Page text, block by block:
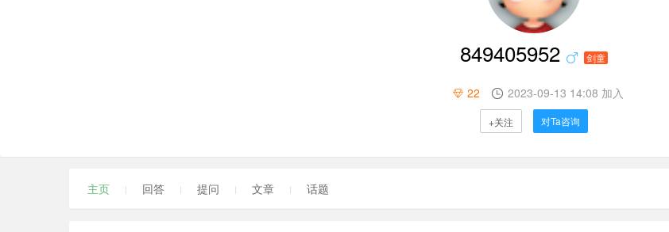
849405952 剑童
22 2023-09-13 14:08 加入
+关注 对Ta咨询
主页 回答 提问 文章 话题